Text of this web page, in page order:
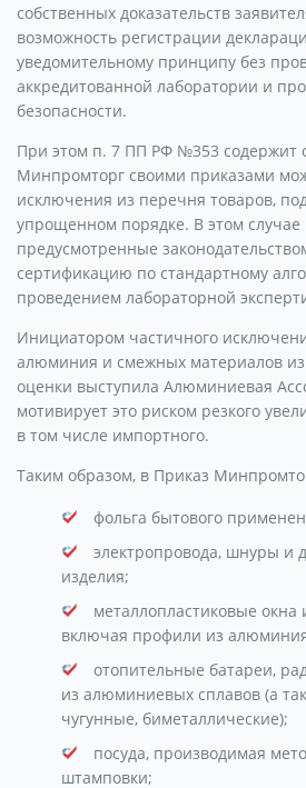
собственных доказательств
возможность регистрации
уведомительному принципу без
аккредитованной лаборатории и
безопасности.
При этом п. 7 ПП РФ №353 содержит
Минпромторг своими приказами
исключения из перечня товаров,
упрощенном порядке. В этом случае
предусмотренные
сертификацию по стандартному
проведением лабораторной
Инициатором частичного
алюминия и смежных материалов
оценки выступила Алюминиевая
мотивирует это риском резкого
в том числе импортного.
Таким образом, в Приказ
фольга бытового
электропровода, шнуры и
изделия;
металлопластиковые окна
включая профили из
отопительные батареи,
из алюминиевых сплавов (а
чугунные, биметаллические);
посуда, производимая
штамповки;